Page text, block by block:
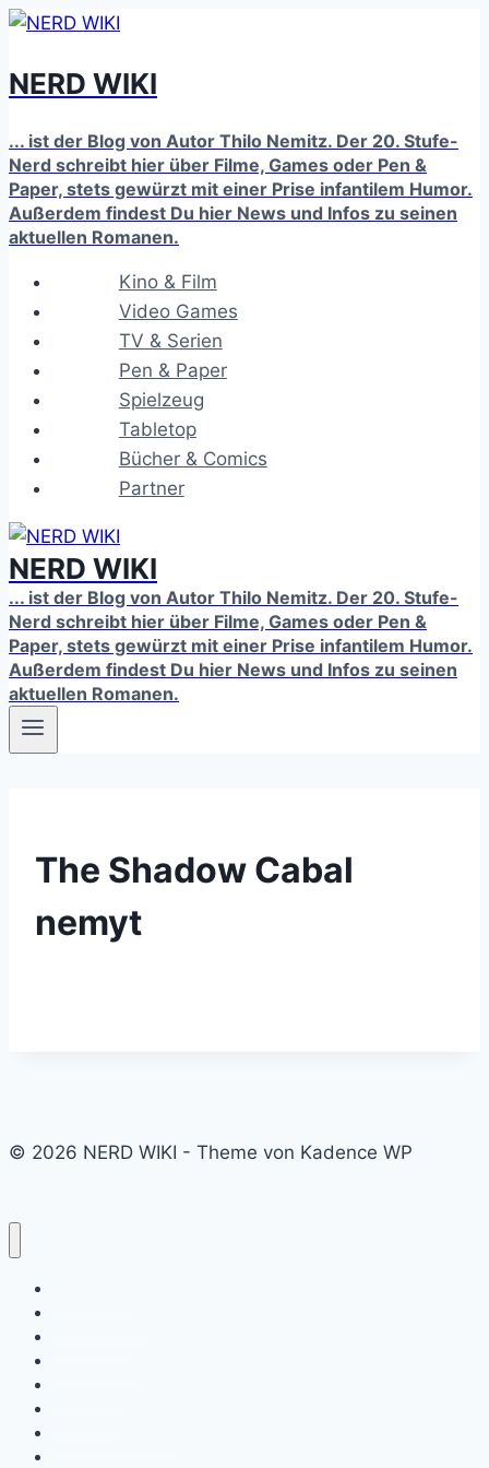
Zum
springen
NERD WIKI
... ist der Blog von Autor Thilo Nemitz. Der 20. Stufe-
Nerd schreibt hier über Filme, Games oder Pen &
Paper, stets gewürzt mit einer Prise infantilem Humor.
Außerdem findest Du hier News und Infos zu seinen
aktuellen Romanen.
Kino & Film
Video Games
TV & Serien
Pen & Paper
Spielzeug
Tabletop
Bücher & Comics
Partner
NERD WIKI
... ist der Blog von Autor Thilo Nemitz. Der 20. Stufe-
Nerd schreibt hier über Filme, Games oder Pen &
Paper, stets gewürzt mit einer Prise infantilem Humor.
Außerdem findest Du hier News und Infos zu seinen
aktuellen Romanen.
The Shadow Cabal
nemyt
© 2026 NERD WIKI - Theme von Kadence WP